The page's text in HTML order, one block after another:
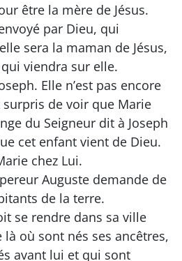
être la mère de Jésus.
par Dieu, qui
sera la maman de Jésus,
qui viendra sur elle.
Elle n’est pas encore
surpris de voir que Marie
du Seigneur dit à Joseph
cet enfant vient de Dieu.
chez Lui.
Auguste demande de
de la terre.
se rendre dans sa ville
là où sont nés ses ancêtres,
avant lui et qui sont